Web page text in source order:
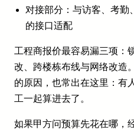
对接部分：与访客、考勤
的接口适配
工程商报价最容易漏三项：
改、跨楼栋布线与网络改造
的原因，也常出在这里：有
工一起算进去了。
如果甲方问预算先花在哪，